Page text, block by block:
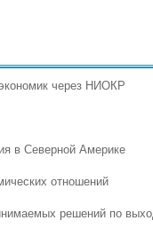
через НИОКР
в Северной Америке
отношений
решений по